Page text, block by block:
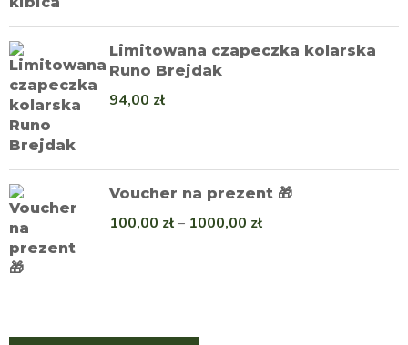
Limitowana czapeczka kolarska
Runo Brejdak
94,00 zł
Voucher na prezent 🎁
100,00 zł– 1000,00 zł